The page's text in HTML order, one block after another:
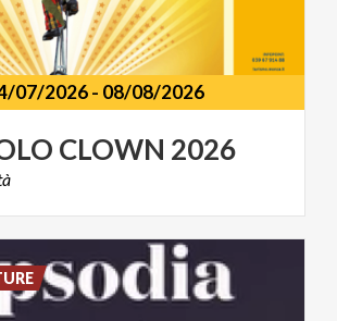
07/2026- 08/08/2026
CLOWN 2026